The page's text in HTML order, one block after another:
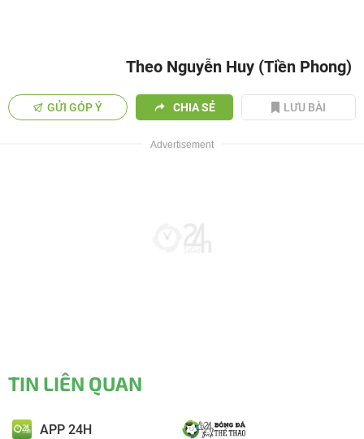
Theo Nguyễn Huy (Tiền Phong)
GỬI GÓP Ý CHIA SẺ LƯU BÀI
TIN LIÊN QUAN
APP 24H